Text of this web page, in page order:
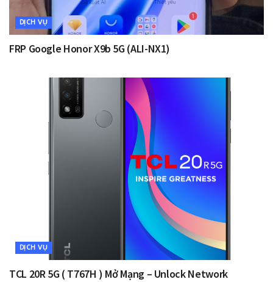
DỊCH VỤ
FRP Google Honor X9b 5G (ALI-NX1)
DỊCH VỤ
TCL 20R 5G ( T767H ) Mở Mạng – Unlock Network